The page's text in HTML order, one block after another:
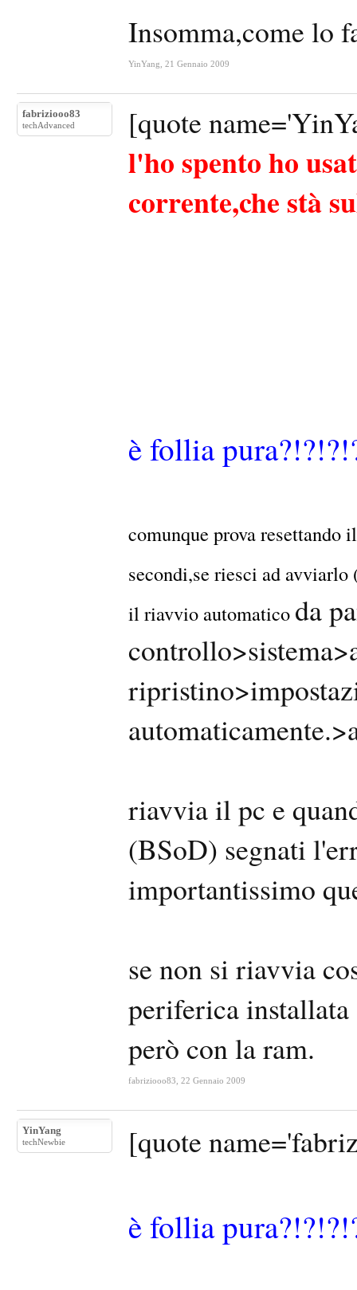
Insomma,come lo
YinYang 21 Gennaio 2009
fabriziooo83
techAdvanced [quote
l'ho spento ho
corrente,che stà
è follia
comunque prova resettando
secondi,se riesci ad
il riavvio automatico da
riavvia il pc e
(BSoD) segnati
importantissimo
se non si riavvia
periferica
però con la ram.
fabriziooo83 22 Gennaio 2009
YinYang
techNewbie [quote
è follia